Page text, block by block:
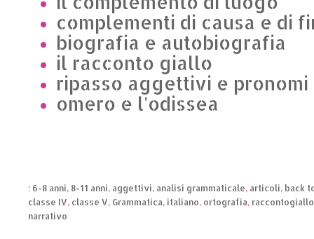
complementi di causa e di
biografia e autobiografia
il racconto giallo
ripasso aggettivi e pronomi
omero e l'odissea
: 6-8 anni, 8-11 anni, aggettivi, analisi grammaticale, articoli, back
classe IV, classe V, Grammatica, italiano, ortografia, raccontogiallo
narrativo